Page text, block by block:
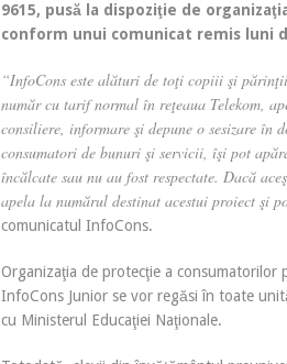
9615, pusă la dispoziţie de
conform unui comunicat remis luni
“InfoCons este alături de toţi copiii şi
număr cu tarif normal în reţeaua Telekom,
consiliere, informare şi depune o sesizare
consumatori de bunuri şi servicii, îşi pot
încălcate sau nu au fost respectate. Dacă
apela la numărul destinat acestui proiect şi
comunicatul InfoCons.
Organizaţia de protecţie a consumatorilor
InfoCons Junior se vor regăsi în toate
cu Ministerul Educaţiei Naţionale.